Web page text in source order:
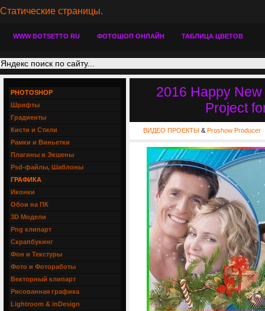
Статические страницы.
WWW BOTSETTO RU ФОТОШОП ОНЛАЙН ТАБЛИЦА ЦВЕТОВ
2016 Happy
Project
ВИДЕО ПРОЕКТЫ & Proshow Producer
PHOTOSHOP
Шрифты
Градиенты
Кисти и Стили
Рамки и Виньетки
Плагины и Экшены
Psd-файлы, Шаблоны
ГРАФИКА
Иконки
Обои на ПК
3D Модели
Png клипарт
Скрапбукинг
Фон и Текстуры
Фото и Фотоработы
Векторный клипарт
Рисованная графика
Lightroom & inDesign